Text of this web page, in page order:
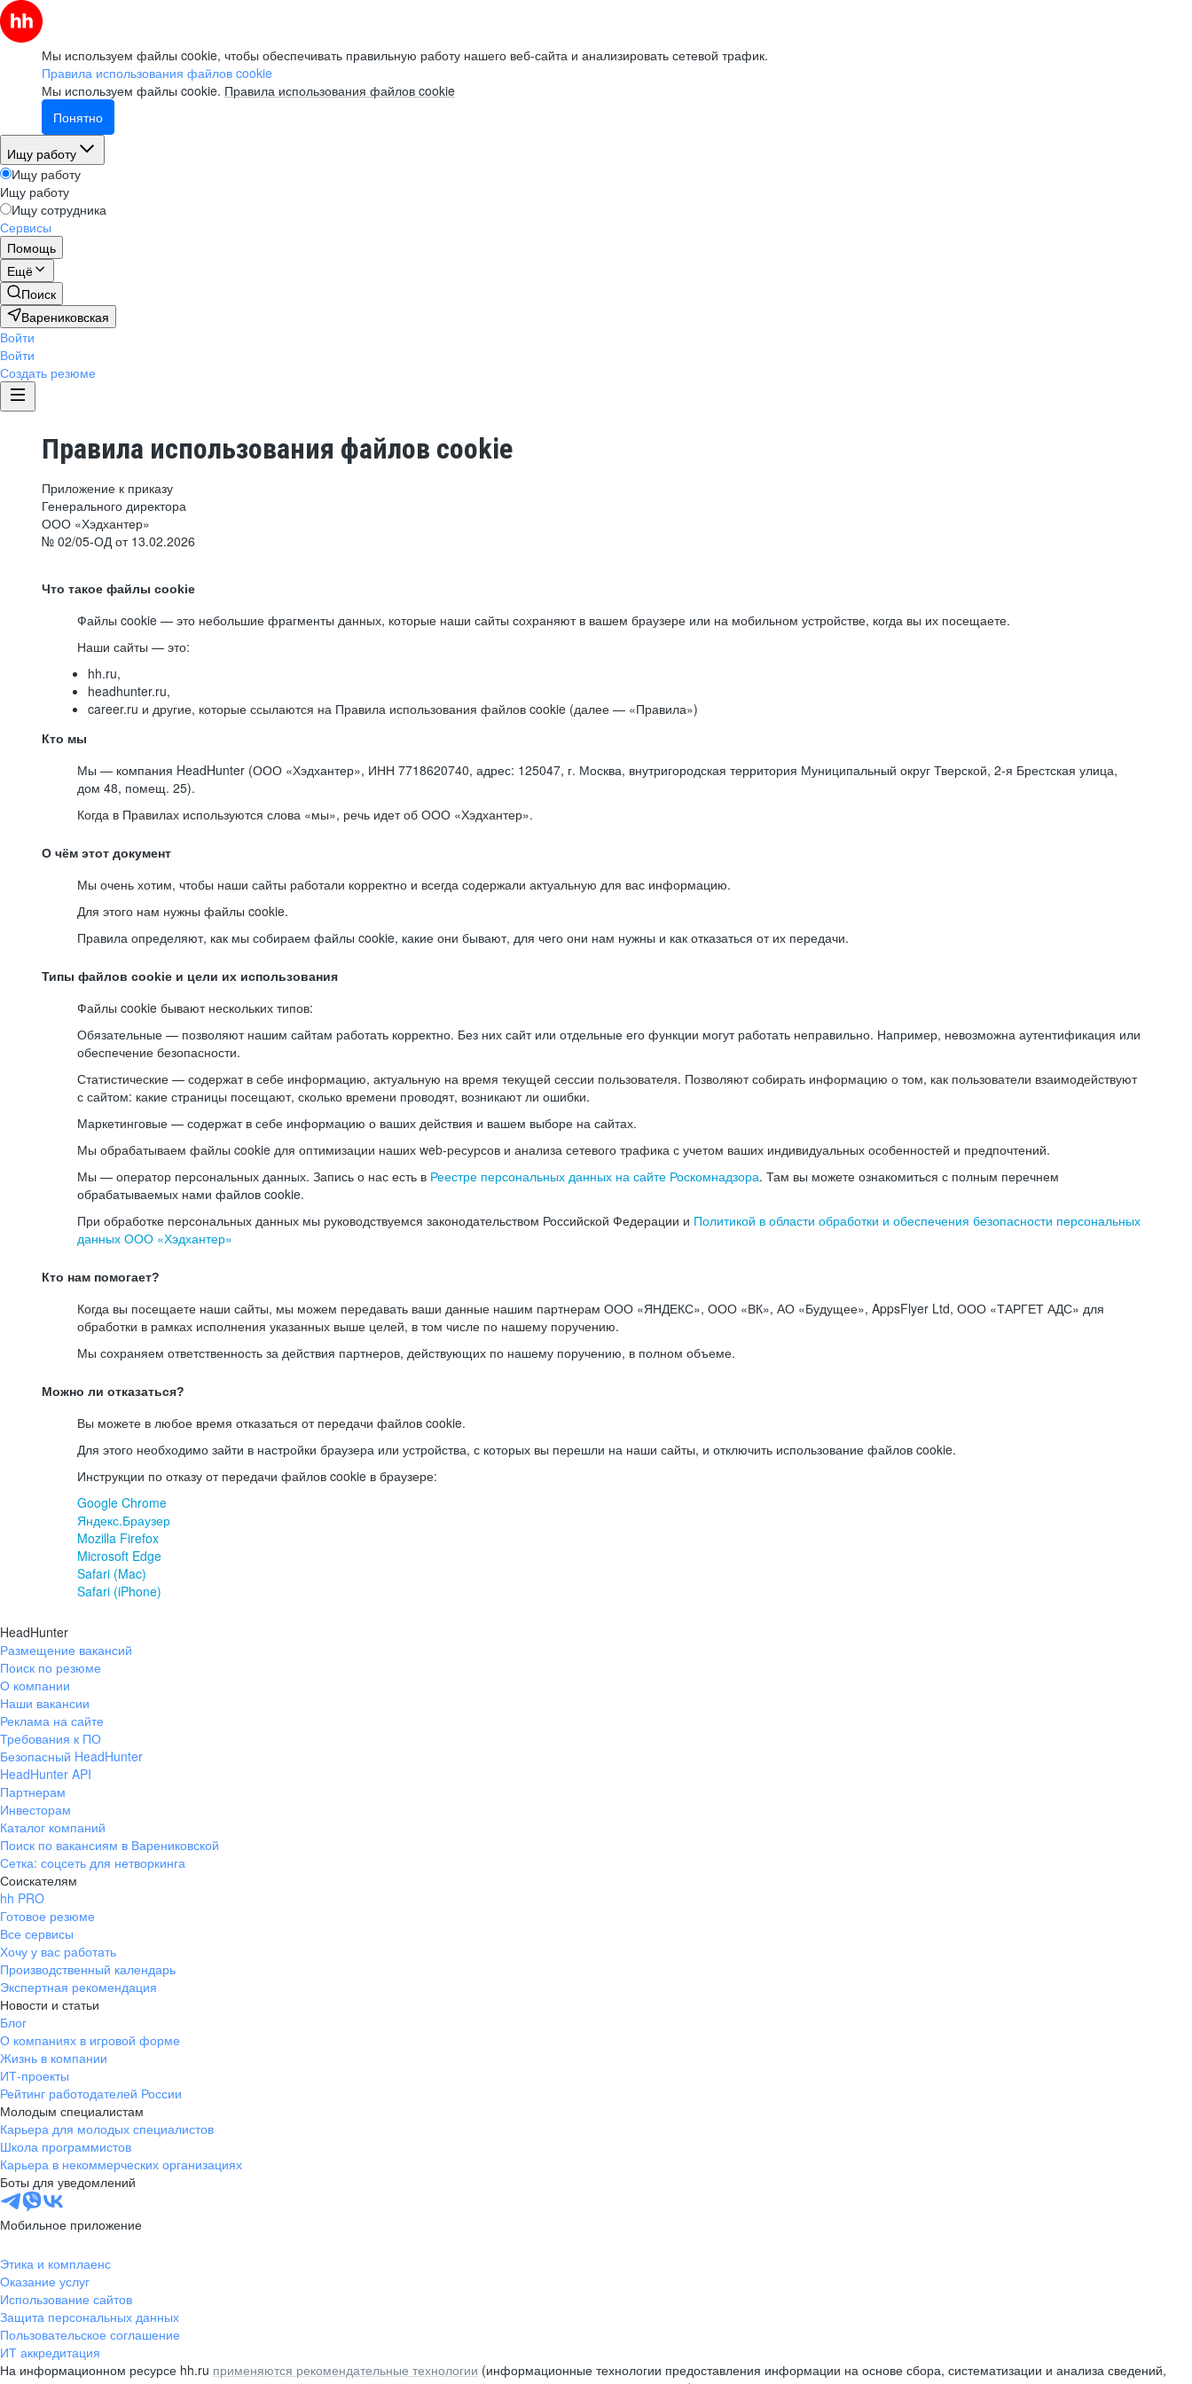
Мы используем файлы cookie, чтобы обеспечивать правильную работу нашего веб-сайта и анализировать сетевой трафик.
Правила использования файлов cookie
Мы используем файлы cookie. Правила использования файлов cookie
Понятно
Ищу работу
Ищу работу
Ищу работу
Ищу сотрудника
Сервисы
Помощь
Ещё
Поиск
Варениковская
Войти
Войти
Создать резюме
Правила использования файлов cookie
Приложение к приказу
Генерального директора
ООО «Хэдхантер»
№ 02/05-ОД от 13.02.2026
Что такое файлы cookie
Файлы cookie — это небольшие фрагменты данных, которые наши сайты сохраняют в вашем браузере или на мобильном устройстве, когда вы их посещаете.
Наши сайты — это:
hh.ru,
headhunter.ru,
career.ru и другие, которые ссылаются на Правила использования файлов cookie (далее — «Правила»)
Кто мы
Мы — компания HeadHunter (ООО «Хэдхантер», ИНН 7718620740, адрес: 125047, г. Москва, внутригородская территория Муниципальный округ Тверской, 2-я Брестская улица,
дом 48, помещ. 25).
Когда в Правилах используются слова «мы», речь идет об ООО «Хэдхантер».
О чём этот документ
Мы очень хотим, чтобы наши сайты работали корректно и всегда содержали актуальную для вас информацию.
Для этого нам нужны файлы cookie.
Правила определяют, как мы собираем файлы cookie, какие они бывают, для чего они нам нужны и как отказаться от их передачи.
Типы файлов cookie и цели их использования
Файлы cookie бывают нескольких типов:
Обязательные — позволяют нашим сайтам работать корректно. Без них сайт или отдельные его функции могут работать неправильно. Например, невозможна аутентификация или
обеспечение безопасности.
Статистические — содержат в себе информацию, актуальную на время текущей сессии пользователя. Позволяют собирать информацию о том, как пользователи взаимодействуют
с сайтом: какие страницы посещают, сколько времени проводят, возникают ли ошибки.
Маркетинговые — содержат в себе информацию о ваших действия и вашем выборе на сайтах.
Мы обрабатываем файлы cookie для оптимизации наших web-ресурсов и анализа сетевого трафика с учетом ваших индивидуальных особенностей и предпочтений.
Мы — оператор персональных данных. Запись о нас есть в Реестре персональных данных на сайте Роскомнадзора. Там вы можете ознакомиться с полным перечнем
обрабатываемых нами файлов cookie.
При обработке персональных данных мы руководствуемся законодательством Российской Федерации и Политикой в области обработки и обеспечения безопасности персональных
данных ООО «Хэдхантер»
Кто нам помогает?
Когда вы посещаете наши сайты, мы можем передавать ваши данные нашим партнерам ООО «ЯНДЕКС», ООО «ВК», АО «Будущее», AppsFlyer Ltd, ООО «ТАРГЕТ АДС» для
обработки в рамках исполнения указанных выше целей, в том числе по нашему поручению.
Мы сохраняем ответственность за действия партнеров, действующих по нашему поручению, в полном объеме.
Можно ли отказаться?
Вы можете в любое время отказаться от передачи файлов cookie.
Для этого необходимо зайти в настройки браузера или устройства, с которых вы перешли на наши сайты, и отключить использование файлов cookie.
Инструкции по отказу от передачи файлов cookie в браузере:
Google Chrome
Яндекс.Браузер
Mozilla Firefox
Microsoft Edge
Safari (Mac)
Safari (iPhone)
HeadHunter
Размещение вакансий
Поиск по резюме
О компании
Наши вакансии
Реклама на сайте
Требования к ПО
Безопасный HeadHunter
HeadHunter API
Партнерам
Инвесторам
Каталог компаний
Поиск по вакансиям в Варениковской
Сетка: соцсеть для нетворкинга
Соискателям
hh PRO
Готовое резюме
Все сервисы
Хочу у вас работать
Производственный календарь
Экспертная рекомендация
Новости и статьи
Блог
О компаниях в игровой форме
Жизнь в компании
ИТ-проекты
Рейтинг работодателей России
Молодым специалистам
Карьера для молодых специалистов
Школа программистов
Карьера в некоммерческих организациях
Боты для уведомлений
Мобильное приложение
Этика и комплаенс
Оказание услуг
Использование сайтов
Защита персональных данных
Пользовательское соглашение
ИТ аккредитация
На информационном ресурсе hh.ru применяются рекомендательные технологии (информационные технологии предоставления информации на основе сбора, систематизации и анализа сведений,